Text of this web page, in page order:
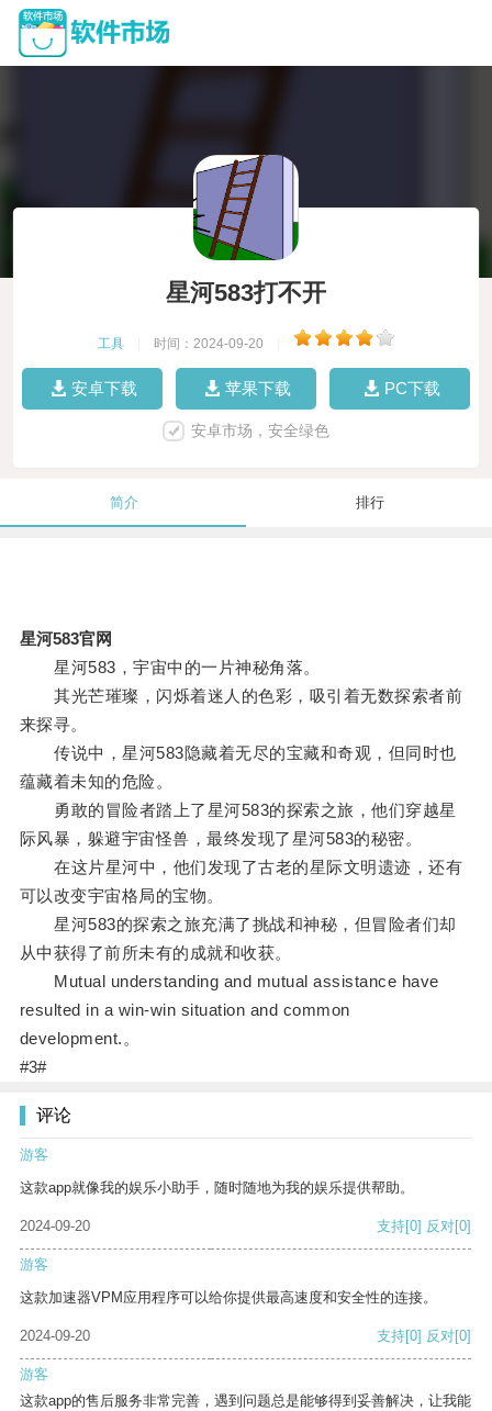
星河583打不开
工具 时间：2024-09-20
安卓下载 苹果下载 PC下载
安卓市场，安全绿色
简介 排行
星河583官网
星河583，宇宙中的一片神秘角落。
其光芒璀璨，闪烁着迷人的色彩，吸引着无数探索者前
来探寻。
传说中，星河583隐藏着无尽的宝藏和奇观，但同时也
蕴藏着未知的危险。
勇敢的冒险者踏上了星河583的探索之旅，他们穿越星
际风暴，躲避宇宙怪兽，最终发现了星河583的秘密。
在这片星河中，他们发现了古老的星际文明遗迹，还有
可以改变宇宙格局的宝物。
星河583的探索之旅充满了挑战和神秘，但冒险者们却
从中获得了前所未有的成就和收获。
Mutual understanding and mutual assistance have
resulted in a win-win situation and common
development.。
#3#
评论
游客
这款app就像我的娱乐小助手，随时随地为我的娱乐提供帮助。
2024-09-20 支持[0] 反对[0]
游客
这款加速器VPM应用程序可以给你提供最高速度和安全性的连接。
2024-09-20 支持[0] 反对[0]
游客
这款app的售后服务非常完善，遇到问题总是能够得到妥善解决，让我能